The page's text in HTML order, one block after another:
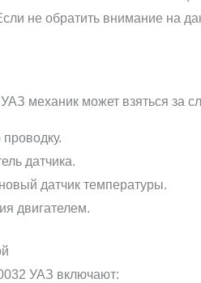
не обратить внимание на
механик может взяться за
датчика.
датчик температуры.
двигателем.
УАЗ включают: